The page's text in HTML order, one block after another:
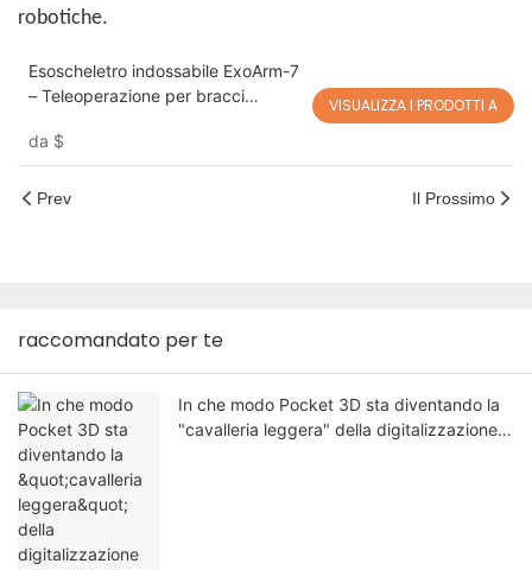
robotiche.
Esoscheletro indossabile ExoArm-7
– Teleoperazione per bracci
compatibile con OpenArm
da $
VISUALIZZA I PRODOTTI A
Prev Il Prossimo
raccomandato per te
In che modo Pocket 3D sta diventando la
"cavalleria leggera" della digitalizzazione